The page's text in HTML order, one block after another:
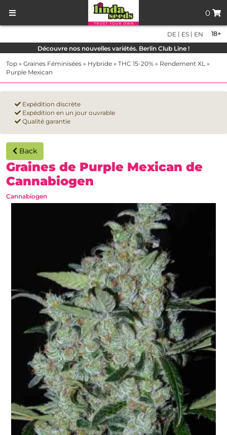
0
18+
DE | ES | EN
Découvre nos nouvelles variétés. Berlin Club Line !
Top » Graines Féminisées » Hybride » THC 15-20% » Rendement XL »
Purple Mexican
Expédition discrète
Expédition en un jour ouvrable
Qualité garantie
Back
Graines de Purple Mexican de
Cannabiogen
Cannabiogen